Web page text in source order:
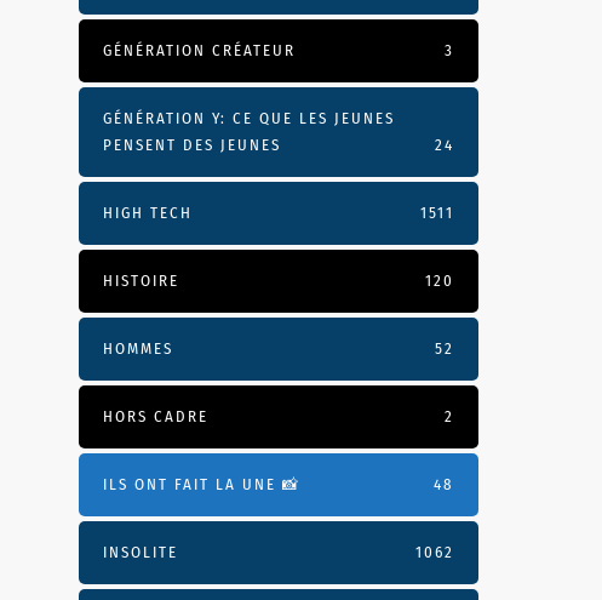
GÉNÉRATION CRÉATEUR 3
GÉNÉRATION Y: CE QUE LES JEUNES
PENSENT DES JEUNES
24
HIGH TECH 1511
HISTOIRE 120
HOMMES 52
HORS CADRE 2
ILS ONT FAIT LA UNE 📸 48
INSOLITE 1062